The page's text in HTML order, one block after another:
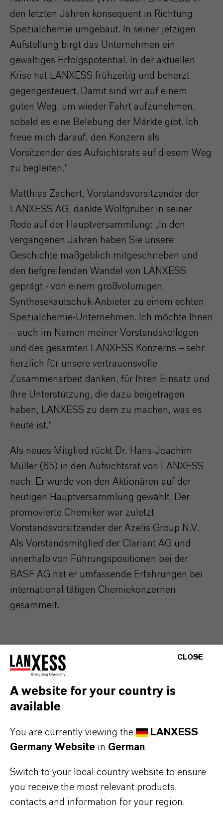
den letzten Jahren konsequent in Richtung
Spezialchemie umgebaut. In seiner jetzigen
Aufstellung birgt das Unternehmen ein
gewaltiges Erfolgspotential. In der aktuellen
Krise hat LANXESS frühzeitig und beherzt
gegengesteuert. Damit sind wir auf einem
guten Weg, um wieder Fahrt aufzunehmen,
sobald es eine Belebung der Märkte gibt. Ich
freue mich darauf, den Konzern als
Vorsitzender des Aufsichtsrats auf diesem Weg
zu begleiten.“
Matthias Zachert, Vorstandsvorsitzender der
LANXESS AG, dankte Wolfgruber in seiner
Rede auf der Hauptversammlung: „In den
vergangenen Jahren haben Sie unsere
Geschichte maßgeblich mitgeschrieben und
den tiefgreifenden Wandel von LANXESS
geprägt - von einem großvolumigen
Synthesekautschuk-Anbieter zu einem echten
Spezialchemie-Unternehmen. Ich möchte Ihnen
– auch im Namen meiner Vorstandskollegen
und des gesamten LANXESS Konzerns – sehr
herzlich für unsere vertrauensvolle
Zusammenarbeit danken, für Ihren Einsatz und
Ihre Unterstützung, die dazu beigetragen
haben, LANXESS zu dem zu machen, was es
heute ist.“
Als neues Mitglied rückt Dr. Hans-Joachim
Müller (65) in den Aufsichtsrat von LANXESS
nach. Er wurde von den Aktionären auf der
heutigen Hauptversammlung gewählt. Der
promovierte Chemiker war zuletzt
Vorstandsvorsitzender der Azelis Group N.V.
Als Vorstandsmitglied der Clariant AG und
innerhalb von Führungspositionen bei der
BASF AG hat er umfassende Erfahrungen bei
international tätigen Chemiekonzernen
gesammelt.
ÜBER LANXESS
Neuer Aufsichtsratsvorsitzender der
LANXESS AG (PDF, 179,1 KB)
CLOSE
A website for your country is
available
You are currently viewing the
LANXESS
Germany Website in German.
Switch to your local country website to ensure
you receive the most relevant products,
contacts and information for your region.